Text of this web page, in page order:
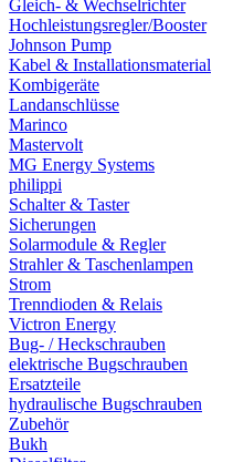
Gleich- & Wechselrichter
Hochleistungsregler/Booster
Johnson Pump
Kabel & Installationsmaterial
Kombigeräte
Landanschlüsse
Marinco
Mastervolt
MG Energy Systems
philippi
Schalter & Taster
Sicherungen
Solarmodule & Regler
Strahler & Taschenlampen
Strom
Trenndioden & Relais
Victron Energy
Bug- / Heckschrauben
elektrische Bugschrauben
Ersatzteile
hydraulische Bugschrauben
Zubehör
Bukh